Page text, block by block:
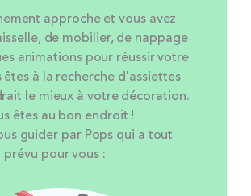
approche et vous avez
de mobilier, de nappage
animations pour réussir votre
êtes à la recherche d'assiettes
le mieux à votre décoration.
êtes au bon endroit !
guider par Pops qui a tout
prévu pour vous :